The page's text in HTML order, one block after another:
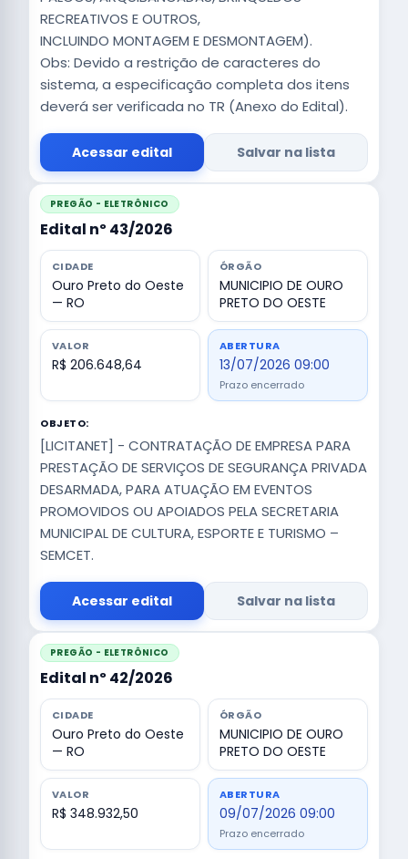
RECREATIVOS E OUTROS,
INCLUINDO MONTAGEM E DESMONTAGEM).
Obs: Devido a restrição de caracteres do
sistema, a especificação completa dos itens
deverá ser verificada no TR (Anexo do Edital).
Acessar edital Salvar na lista
PREGÃO - ELETRÔNICO
Edital nº 43/2026
CIDADE
Ouro Preto do Oeste
— RO
ÓRGÃO
MUNICIPIO DE OURO
PRETO DO OESTE
VALOR
R$ 206.648,64
ABERTURA
13/07/2026 09:00
Prazo encerrado
OBJETO:
[LICITANET] - CONTRATAÇÃO DE EMPRESA PARA
PRESTAÇÃO DE SERVIÇOS DE SEGURANÇA PRIVADA
DESARMADA, PARA ATUAÇÃO EM EVENTOS
PROMOVIDOS OU APOIADOS PELA SECRETARIA
MUNICIPAL DE CULTURA, ESPORTE E TURISMO –
SEMCET.
Acessar edital Salvar na lista
PREGÃO - ELETRÔNICO
Edital nº 42/2026
CIDADE
Ouro Preto do Oeste
— RO
ÓRGÃO
MUNICIPIO DE OURO
PRETO DO OESTE
VALOR
R$ 348.932,50
ABERTURA
09/07/2026 09:00
Prazo encerrado